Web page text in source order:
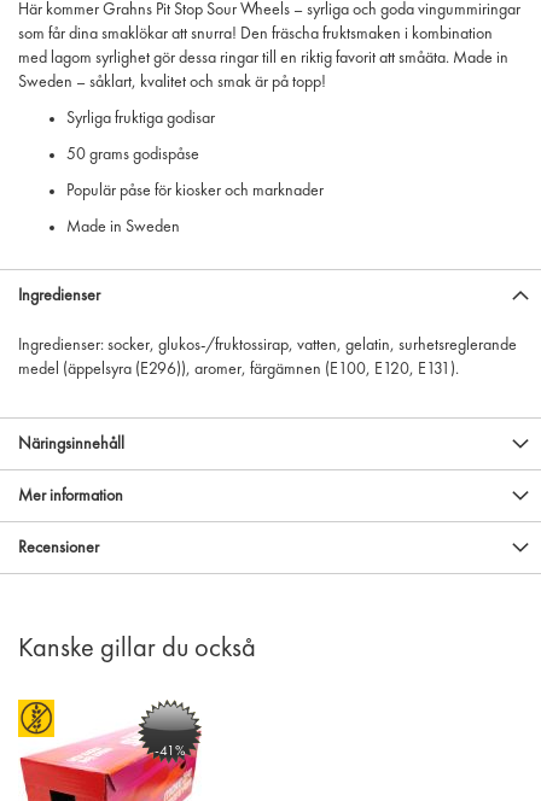
Här kommer Grahns Pit Stop Sour Wheels – syrliga och goda vingummiringar
som får dina smaklökar att snurra! Den fräscha fruktsmaken i kombination
med lagom syrlighet gör dessa ringar till en riktig favorit att småäta. Made in
Sweden – såklart, kvalitet och smak är på topp!
Syrliga fruktiga godisar
50 grams godispåse
Populär påse för kiosker och marknader
Made in Sweden
Ingredienser
Ingredienser: socker, glukos-/fruktossirap, vatten, gelatin, surhetsreglerande
medel (äppelsyra (E296)), aromer, färgämnen (E100, E120, E131).
Näringsinnehåll
Mer information
Recensioner
Kanske gillar du också
-41%